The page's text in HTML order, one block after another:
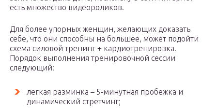
есть множество видеороликов.
Для более упорных женщин, желающих доказать
себе, что они способны на большее, может подойти
схема силовой тренинг + кардиотренировка.
Порядок выполнения тренировочной сессии
следующий:
легкая разминка – 5-минутная пробежка и
динамический стретчинг;